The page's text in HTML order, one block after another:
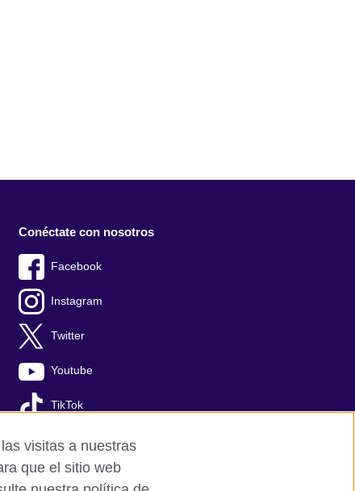
Conéctate con nosotros
Facebook
Instagram
Twitter
Youtube
TikTok
visitas a nuestras
que el sitio web